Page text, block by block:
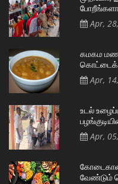
Apr,
கமகம
கொட்டைக்
Apr,
உடல்
Apr,
வேண்டும்